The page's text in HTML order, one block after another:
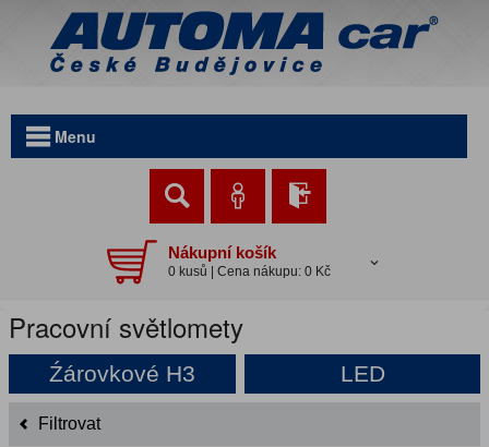
Menu
Nákupní košík
0 kusů | Cena nákupu: 0 Kč
Pracovní světlomety
Źárovkové H3 LED
Filtrovat